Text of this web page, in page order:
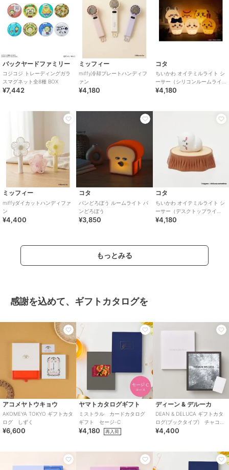
バックヤードファミリー
コジコジ トレーディングガラ
スマグネット全8種 BOX
¥7,442
ミッフィー
miffy冷却プレートハンディフ
ァン
¥4,180
コタ
ちいかわ オイテミルライト シ
ーサー（シリコンルームライ
ト）
¥4,180
ミッフィー
miffyダイカットハンディファ
ン
¥4,400
コタ
パンどろぼう ルームライト パ
ンどろぼう
¥3,850
コタ
ちいかわ オイテミルライト シ
ーサー（デスクトップライ
ト）
¥4,180
もっとみる
感謝を込めて、ギフトカタログを
アコメヤトウキョウ
AKOMEYA TOKYO ギフトカタ
ログ しずく
¥6,600
ヤマトカタログギフト
ミストラル カードカタログ
ギフト セージ-C
¥4,180 再入荷
ディーン & デルーカ
DEAN & DELUCA ギフトカタ
ログ(ブックタイプ) チャコー
ル-BC
¥4,400